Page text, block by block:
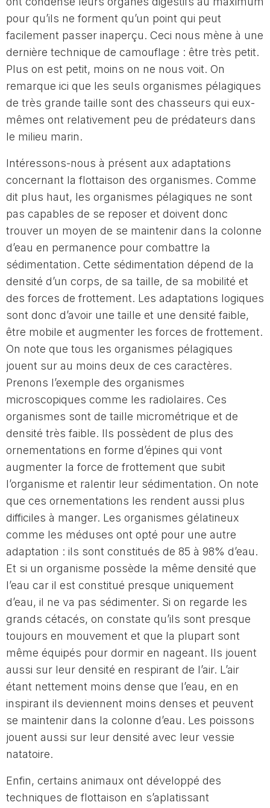
pour qu’ils ne forment qu’un point qui peut
facilement passer inaperçu. Ceci nous mène à une
dernière technique de camouflage : être très petit.
Plus on est petit, moins on ne nous voit. On
remarque ici que les seuls organismes pélagiques
de très grande taille sont des chasseurs qui eux-
mêmes ont relativement peu de prédateurs dans
le milieu marin.
Intéressons-nous à présent aux adaptations
concernant la flottaison des organismes. Comme
dit plus haut, les organismes pélagiques ne sont
pas capables de se reposer et doivent donc
trouver un moyen de se maintenir dans la colonne
d’eau en permanence pour combattre la
sédimentation. Cette sédimentation dépend de la
densité d’un corps, de sa taille, de sa mobilité et
des forces de frottement. Les adaptations logiques
sont donc d’avoir une taille et une densité faible,
être mobile et augmenter les forces de frottement.
On note que tous les organismes pélagiques
jouent sur au moins deux de ces caractères.
Prenons l’exemple des organismes
microscopiques comme les radiolaires. Ces
organismes sont de taille micrométrique et de
densité très faible. Ils possèdent de plus des
ornementations en forme d’épines qui vont
augmenter la force de frottement que subit
l’organisme et ralentir leur sédimentation. On note
que ces ornementations les rendent aussi plus
difficiles à manger. Les organismes gélatineux
comme les méduses ont opté pour une autre
adaptation : ils sont constitués de 85 à 98% d’eau.
Et si un organisme possède la même densité que
l’eau car il est constitué presque uniquement
d’eau, il ne va pas sédimenter. Si on regarde les
grands cétacés, on constate qu’ils sont presque
toujours en mouvement et que la plupart sont
même équipés pour dormir en nageant. Ils jouent
aussi sur leur densité en respirant de l’air. L’air
étant nettement moins dense que l’eau, en en
inspirant ils deviennent moins denses et peuvent
se maintenir dans la colonne d’eau. Les poissons
jouent aussi sur leur densité avec leur vessie
natatoire.
Enfin, certains animaux ont développé des
techniques de flottaison en s’aplatissant